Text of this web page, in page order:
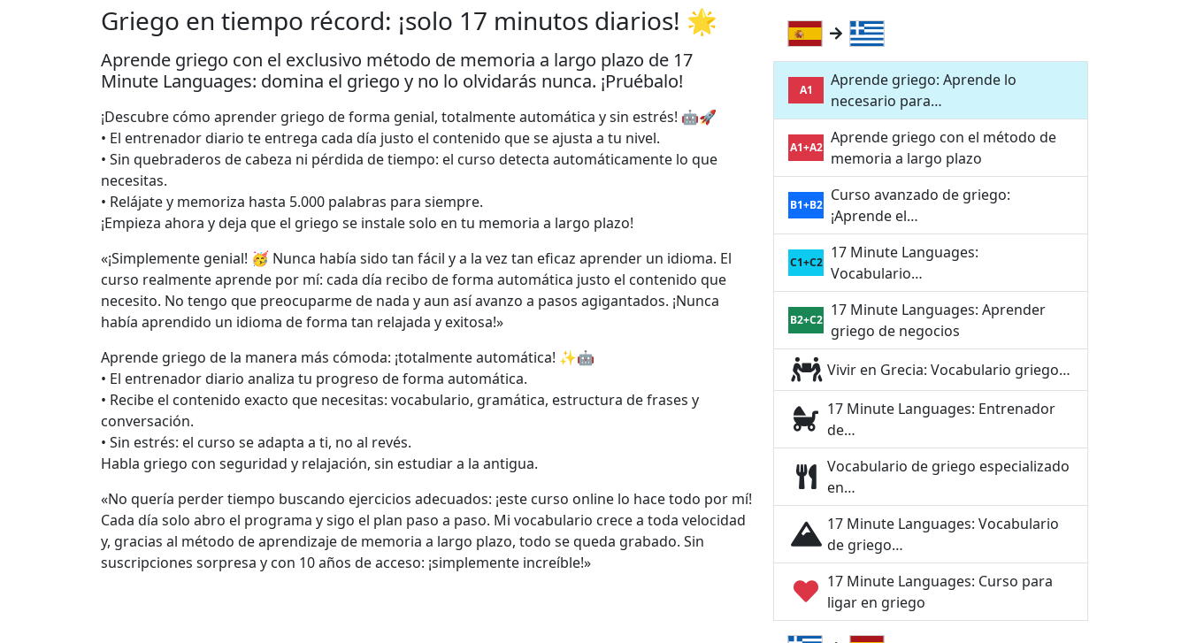
Griego en tiempo récord: ¡solo 17 minutos diarios! 🌟
Aprende griego con el exclusivo método de memoria a largo plazo de 17
Minute Languages: domina el griego y no lo olvidarás nunca. ¡Pruébalo!
¡Descubre cómo aprender griego de forma genial, totalmente automática y sin estrés! 🤖🚀
• El entrenador diario te entrega cada día justo el contenido que se ajusta a tu nivel.
• Sin quebraderos de cabeza ni pérdida de tiempo: el curso detecta automáticamente lo que
necesitas.
• Relájate y memoriza hasta 5.000 palabras para siempre.
¡Empieza ahora y deja que el griego se instale solo en tu memoria a largo plazo!
«¡Simplemente genial! 🥳 Nunca había sido tan fácil y a la vez tan eficaz aprender un idioma. El
curso realmente aprende por mí: cada día recibo de forma automática justo el contenido que
necesito. No tengo que preocuparme de nada y aun así avanzo a pasos agigantados. ¡Nunca
había aprendido un idioma de forma tan relajada y exitosa!»
Aprende griego de la manera más cómoda: ¡totalmente automática! ✨🤖
• El entrenador diario analiza tu progreso de forma automática.
• Recibe el contenido exacto que necesitas: vocabulario, gramática, estructura de frases y
conversación.
• Sin estrés: el curso se adapta a ti, no al revés.
Habla griego con seguridad y relajación, sin estudiar a la antigua.
«No quería perder tiempo buscando ejercicios adecuados: ¡este curso online lo hace todo por mí!
Cada día solo abro el programa y sigo el plan paso a paso. Mi vocabulario crece a toda velocidad
y, gracias al método de aprendizaje de memoria a largo plazo, todo se queda grabado. Sin
suscripciones sorpresa y con 10 años de acceso: ¡simplemente increíble!»
A1
Aprende griego: Aprende lo
necesario para…
A1+A2
Aprende griego con el método de
memoria a largo plazo
B1+B2
Curso avanzado de griego:
¡Aprende el…
C1+C2
17 Minute Languages:
Vocabulario…
B2+C2
17 Minute Languages: Aprender
griego de negocios
Vivir en Grecia: Vocabulario griego…
17 Minute Languages: Entrenador
de…
Vocabulario de griego especializado
en…
17 Minute Languages: Vocabulario
de griego…
17 Minute Languages: Curso para
ligar en griego